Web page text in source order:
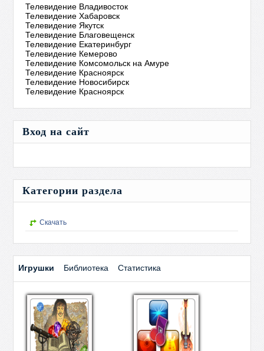
Телевидение Владивосток
Телевидение Хабаровск
Телевидение Якутск
Телевидение Благовещенск
Телевидение Екатеринбург
Телевидение Кемерово
Телевидение Комсомольск на Амуре
Телевидение Красноярск
Телевидение Новосибирск
Телевидение Красноярск
Вход на сайт
Категории раздела
Скачать
Игрушки Библиотека Статистика